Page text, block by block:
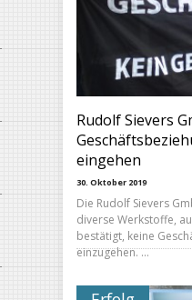
Rudolf Sievers
eingehen
30. Oktober 2019
Die Rudolf Sievers
diverse Werkstoffe,
bestätigt, keine
einzugehen. …